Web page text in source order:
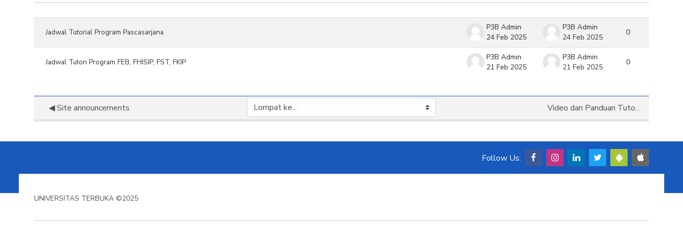
Daftar diskusi. Menampilkan 2 dari 2 diskusi
Status Tindakan
Jadwal Tutorial Program Pascasarjana
P3B Admin
24 Feb 2025
P3B Admin
24 Feb 2025
0
Jadwal Tuton Program FEB, FHISIP, FST, FKIP
P3B Admin
21 Feb 2025
P3B Admin
21 Feb 2025
0
◀︎ Site announcements Lompat ke... Video dan Panduan Tuton Mahasiswa dan Tutor (Online Tutorial Video Guide) ▶︎
Follow Us:
UNIVERSITAS TERBUKA ©2025